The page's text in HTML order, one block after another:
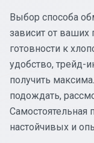
Выбор способа
зависит от ваших
готовности к
удобство, трейд-
получить
подождать,
Самостоятельная
настойчивых и